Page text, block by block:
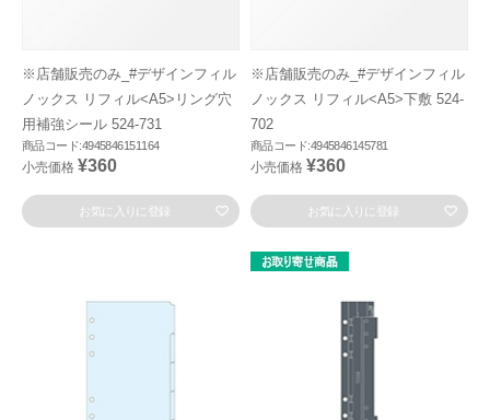
※店舗販売のみ_#デザインフィル
ノックス リフィル<A5>リング穴
用補強シール 524-731
商品コード:4945846151164
小売価格 ¥360
お気に入りに登録
※店舗販売のみ_#デザインフィル
ノックス リフィル<A5>下敷 524-
702
商品コード:4945846145781
小売価格 ¥360
お気に入りに登録